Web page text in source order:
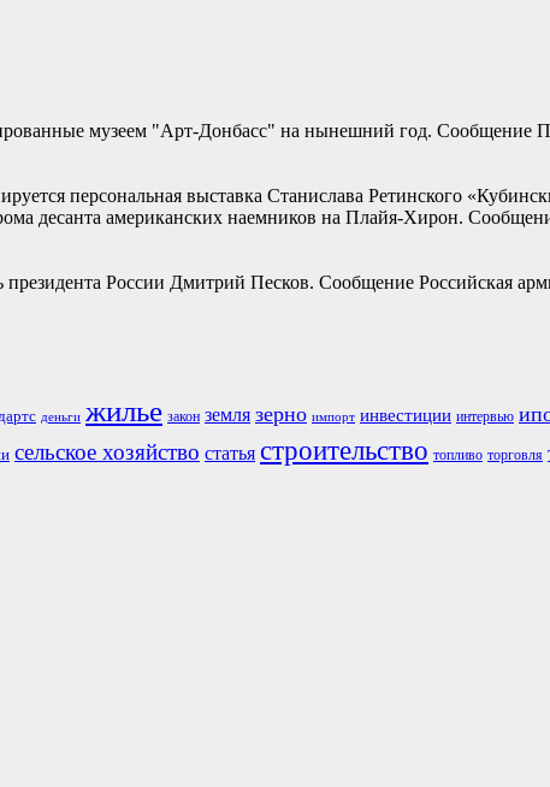
музеем "Арт-Донбасс" на нынешний год. Сообщение
персональная выставка Станислава Ретинского
десанта американских наемников на Плайя-Хирон.
России Дмитрий Песков. Сообщение Российская
деньги жилье закон земля зерно импорт инвестиции интервью
сельское хозяйство статья строительство топливо торговля